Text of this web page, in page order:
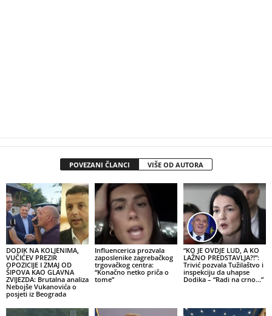
POVEZANI ČLANCI VIŠE OD AUTORA
DODIK NA KOLJENIMA,
VUČIĆEV PREZIR
OPOZICIJE I ZMAJ OD
ŠIPOVA KAO GLAVNA
ZVIJEZDA: Brutalna analiza
Nebojše Vukanovića o
posjeti iz Beograda
Influencerica prozvala
zaposlenike zagrebačkog
trgovačkog centra:
“Konačno netko priča o
tome”
“KO JE OVDJE LUD, A KO
LAŽNO PREDSTAVLJA?!”:
Trivić pozvala Tužilaštvo i
inspekciju da uhapse
Dodika – “Radi na crno…”